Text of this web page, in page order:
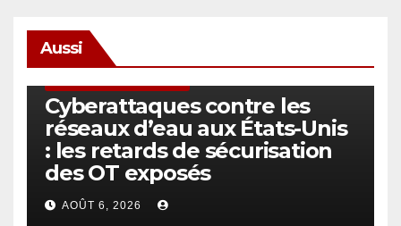
Aussi
Cyberattaques contre les
réseaux d’eau aux États-Unis
: les retards de sécurisation
des OT exposés
AOÛT 6, 2026